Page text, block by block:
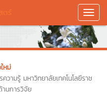
ตร์
หม่
ามรู้ มหาวิทยาลัยเทคโนโลยีราช
นการวิจัย